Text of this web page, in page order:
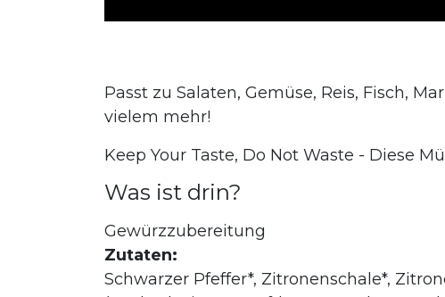
Passt zu Salaten, Gemüse, Reis, Fisch,
vielem mehr!
Keep Your Taste, Do Not Waste - Diese
Was ist drin?
Gewürzzubereitung
Zutaten:
Schwarzer Pfeffer*, Zitronenschale*,